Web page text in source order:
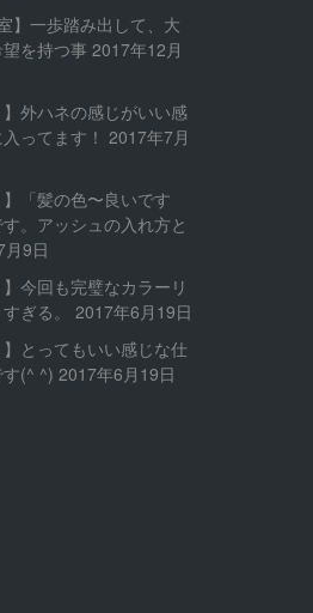
】一歩踏み出して、大
を持つ事 2017年12月
】外ハネの感じがいい感
ってます！ 2017年7月
】「髪の色〜良いです
。アッシュの入れ方と
9日
】今回も完璧なカラーリ
ぎる。
2017年6月19日
】とってもいい感じな仕
す(^ ^) 2017年6月19日